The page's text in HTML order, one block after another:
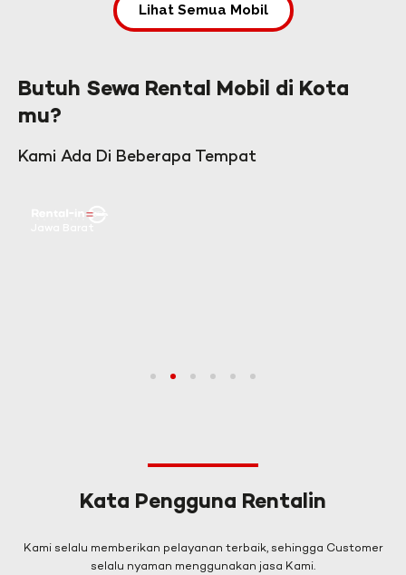
Lihat Semua Mobil
Butuh Sewa Rental Mobil di Kota
mu?
Kami Ada Di Beberapa Tempat
3 4 5 6
Kata Pengguna Rentalin
Kami selalu memberikan pelayanan terbaik, sehingga Customer
selalu nyaman menggunakan jasa Kami.